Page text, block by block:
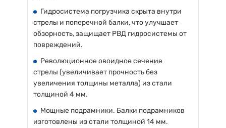
Гидросистема погрузчика скрыта внутри
стрелы и поперечной балки, что улучшает
обзорность, защищает РВД гидросистемы от
повреждений.
Революционное овоидное сечение
стрелы (увеличивает прочность без
увеличения толщины металла) из стали
толщиной 4 мм.
Мощные подрамники. Балки подрамников
изготовлены из стали толщиной 14 мм.